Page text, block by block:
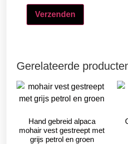
Gerelateerde
Hand gebreid alpaca
mohair vest gestreept met
grijs petrol en groen